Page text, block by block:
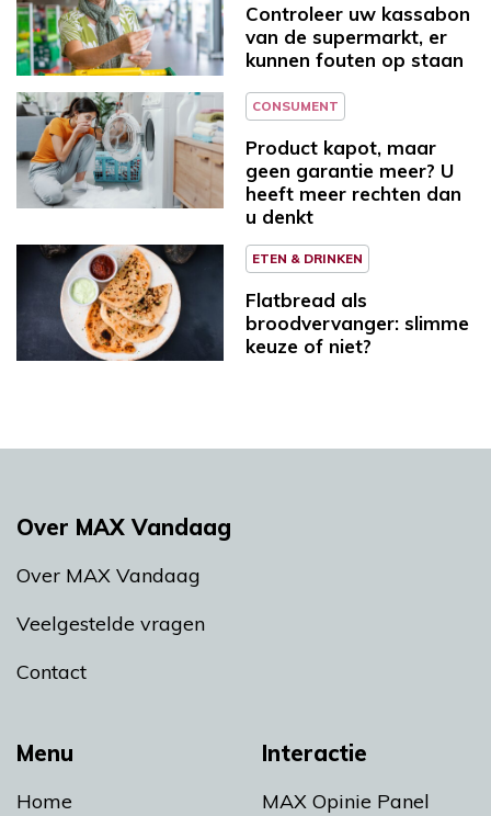
Controleer uw kassabon
van de supermarkt, er
kunnen fouten op staan
CONSUMENT
Product kapot, maar
geen garantie meer? U
heeft meer rechten dan
u denkt
ETEN & DRINKEN
Flatbread als
broodvervanger: slimme
keuze of niet?
Menu
Home
Interactie
MAX Opinie Panel
Over MAX Vandaag
Over MAX Vandaag
Veelgestelde vragen
Contact